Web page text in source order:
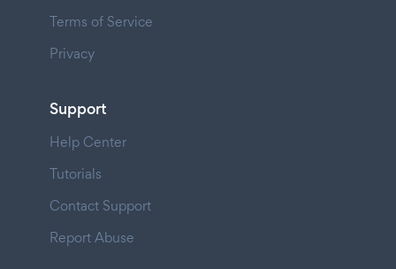
Terms of Service
Privacy
Support
Help Center
Tutorials
Contact Support
Report Abuse